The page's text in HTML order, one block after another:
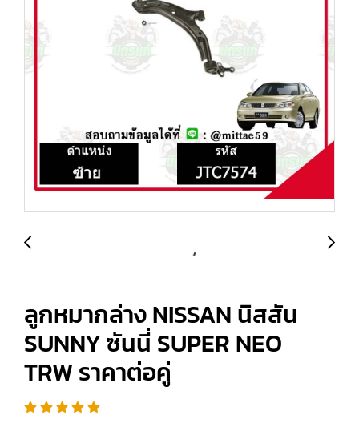
ลูกหมากล่าง NISSAN นิสสัน
SUNNY ซันนี่ SUPER NEO
TRW ราคาต่อคู่